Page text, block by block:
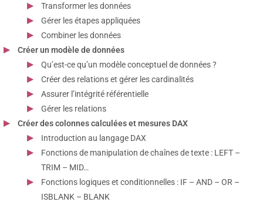
Transformer les données
Gérer les étapes appliquées
Combiner les données
Créer un modèle de données
Qu’est-ce qu’un modèle conceptuel de données ?
Créer des relations et gérer les cardinalités
Assurer l’intégrité référentielle
Gérer les relations
Créer des colonnes calculées et mesures DAX
Introduction au langage DAX
Fonctions de manipulation de chaînes de texte : LEFT –
TRIM – MID…
Fonctions logiques et conditionnelles : IF – AND – OR –
ISBLANK – BLANK